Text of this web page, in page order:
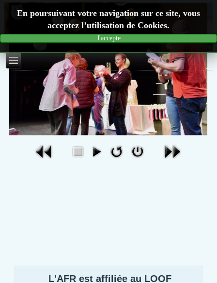
L'AFR est affiliée au LOOF
En poursuivant votre navigation sur ce site, vous
acceptez l’utilisation de Cookies.
J'accepte